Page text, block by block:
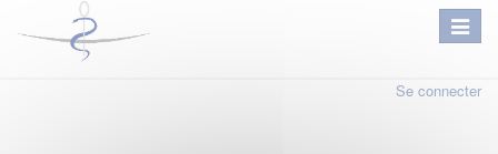
Se connecter